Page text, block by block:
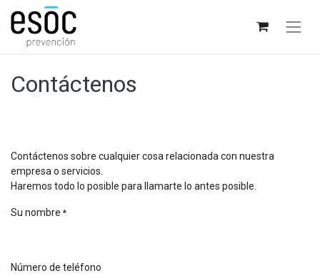
Contáctenos
Contáctenos sobre cualquier cosa relacionada con nuestra
empresa o servicios.
Haremos todo lo posible para llamarte lo antes posible.
Su nombre *
Número de teléfono